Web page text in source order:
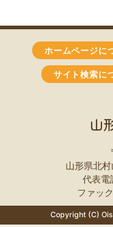
ホームページに
サイト検索に
山
山形県北
代表
ファッ
Copyright (C)